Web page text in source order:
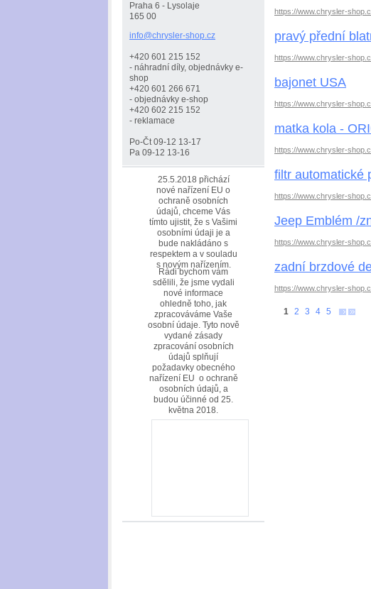
https://www.chrysler-
pravý přední
https://www.chrysler-
bajonet USA
https://www.chrysler-
matka kola -
https://www.chrysler-
filtr automatické
https://www.chrysler-
Jeep Emblém /
https://www.chrysler-
zadní brzdové
https://www.chrysler-
1 2 3 4 5
Praha 6 - Lysolaje
165 00
info@chrysler-shop.cz
+420 601 215 152
- náhradní díly, objednávky e-
shop
+420 601 266 671
- objednávky e-shop
+420 602 215 152
- reklamace
Po-Čt 09-12 13-17
Pa 09-12 13-16
25.5.2018 přichází
nové nařízení EU o
ochraně osobních
údajů, chceme Vás
tímto ujistit, že s Vašimi
osobními údaji je a
bude nakládáno s
respektem a v souladu
s novým nařízením.
Rádi bychom vám
sdělili, že jsme vydali
nové informace
ohledně toho, jak
zpracováváme Vaše
osobní údaje. Tyto nově
vydané zásady
zpracování osobních
údajů splňují
požadavky obecného
nařízení EU o ochraně
osobních údajů, a
budou účinné od 25.
května 2018.